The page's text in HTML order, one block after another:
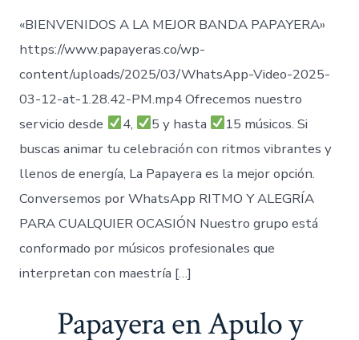
«BIENVENIDOS A LA MEJOR BANDA PAPAYERA»
https://www.papayeras.co/wp-
content/uploads/2025/03/WhatsApp-Video-2025-
03-12-at-1.28.42-PM.mp4 Ofrecemos nuestro
servicio desde
4, 5 y hasta
15 músicos. Si
buscas animar tu celebración con ritmos vibrantes y
llenos de energía, La Papayera es la mejor opción.
Conversemos por WhatsApp RITMO Y ALEGRÍA
PARA CUALQUIER OCASIÓN Nuestro grupo está
conformado por músicos profesionales que
interpretan con maestría […]
Papayera en Apulo y